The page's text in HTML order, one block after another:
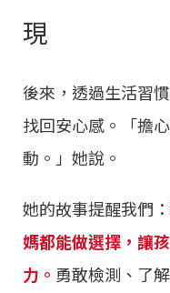
現
後來，透過生活習
找回安心感。「擔
動。」她說。
她的故事提醒我們：
媽都能做選擇，讓
力。 勇敢檢測、了